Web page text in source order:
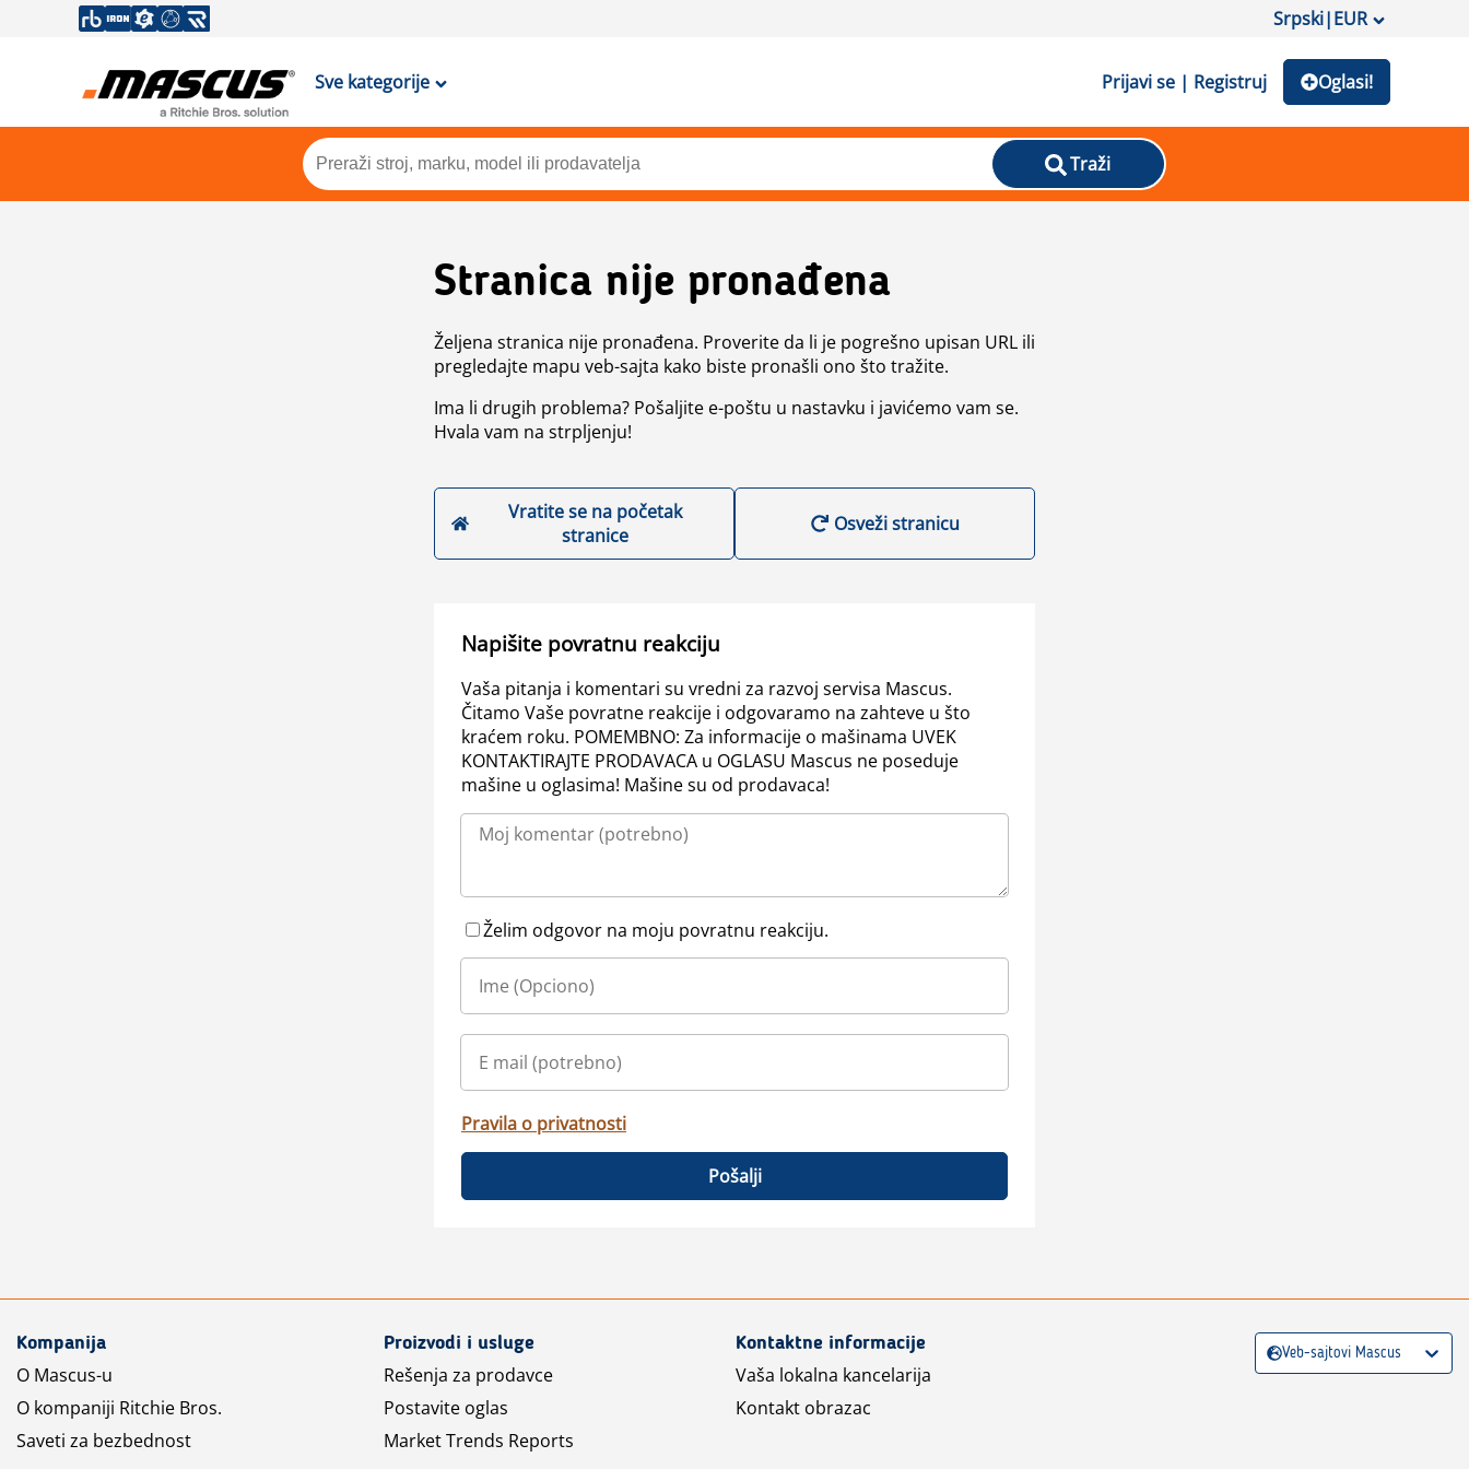
Srpski|EUR
Sve kategorije Prijavi se | Registruj Oglasi!
Traži
Stranica nije pronađena
Željena stranica nije pronađena. Proverite da li je pogrešno upisan URL ili
pregledajte mapu veb-sajta kako biste pronašli ono što tražite.
Ima li drugih problema? Pošaljite e-poštu u nastavku i javićemo vam se.
Hvala vam na strpljenju!
Vratite se na početak
stranice
Osveži stranicu
Napišite povratnu reakciju
Vaša pitanja i komentari su vredni za razvoj servisa Mascus.
Čitamo Vaše povratne reakcije i odgovaramo na zahteve u što
kraćem roku. POMEMBNO: Za informacije o mašinama UVEK
KONTAKTIRAJTE PRODAVACA u OGLASU Mascus ne poseduje
mašine u oglasima! Mašine su od prodavaca!
Želim odgovor na moju povratnu reakciju.
Pravila o privatnosti
Pošalji
Kompanija
O Mascus-u
O kompaniji Ritchie Bros.
Saveti za bezbednost
Proizvodi i usluge
Rešenja za prodavce
Postavite oglas
Market Trends Reports
Kontaktne informacije
Vaša lokalna kancelarija
Kontakt obrazac
Veb-sajtovi Mascus